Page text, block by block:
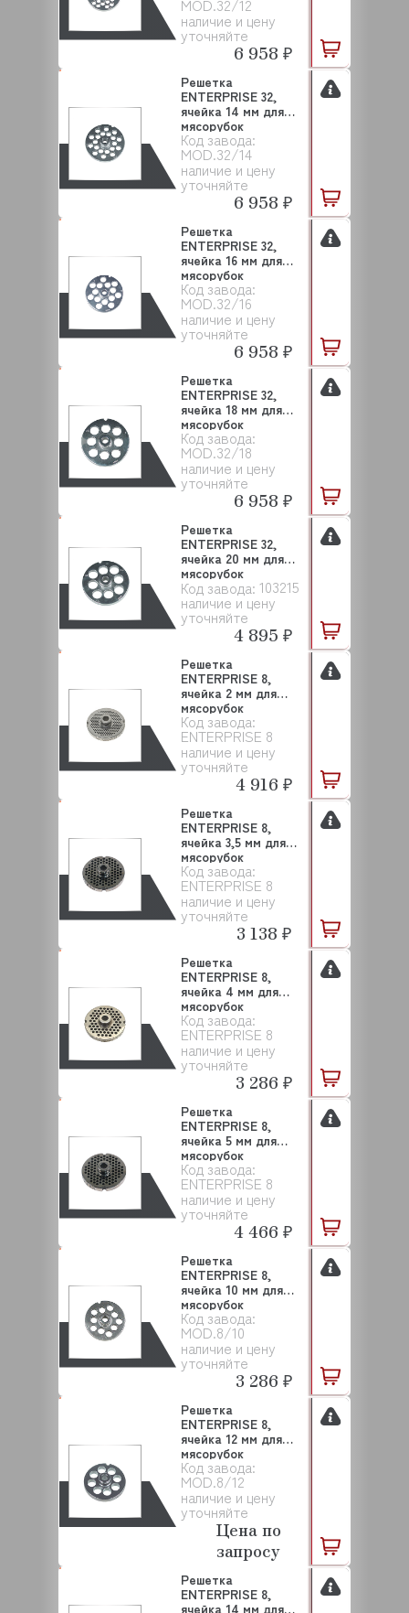
MOD.32/12
наличие и цену
уточняйте
6 958 ₽
Код завода:
MOD.32/14
наличие и цену
уточняйте
Решетка
ENTERPRISE 32,
ячейка 14 мм для
мясорубок
SALVINOX
6 958 ₽
Код завода:
MOD.32/16
наличие и цену
уточняйте
Решетка
ENTERPRISE 32,
ячейка 16 мм для
мясорубок
SALVINOX
6 958 ₽
Код завода:
MOD.32/18
наличие и цену
уточняйте
Решетка
ENTERPRISE 32,
ячейка 18 мм для
мясорубок
SALVINOX
6 958 ₽
Код завода: 103215
наличие и цену
уточняйте
Решетка
ENTERPRISE 32,
ячейка 20 мм для
мясорубок
SALVINOX (10321...
4 895 ₽
Код завода:
ENTERPRISE 8
наличие и цену
уточняйте
Решетка
ENTERPRISE 8,
ячейка 2 мм для
мясорубок
SALVINOX
4 916 ₽
Код завода:
ENTERPRISE 8
наличие и цену
уточняйте
Решетка
ENTERPRISE 8,
ячейка 3,5 мм для
мясорубок
SALVINOX
3 138 ₽
Код завода:
ENTERPRISE 8
наличие и цену
уточняйте
Решетка
ENTERPRISE 8,
ячейка 4 мм для
мясорубок
SALVINOX
3 286 ₽
Код завода:
ENTERPRISE 8
наличие и цену
уточняйте
Решетка
ENTERPRISE 8,
ячейка 5 мм для
мясорубок
SALVINOX
4 466 ₽
Код завода:
MOD.8/10
наличие и цену
уточняйте
Решетка
ENTERPRISE 8,
ячейка 10 мм для
мясорубок
SALVINOX
3 286 ₽
Код завода:
MOD.8/12
наличие и цену
уточняйте
Решетка
ENTERPRISE 8,
ячейка 12 мм для
мясорубок
SALVINOX
Цена по
запросу
Решетка
ENTERPRISE 8,
ячейка 14 мм для